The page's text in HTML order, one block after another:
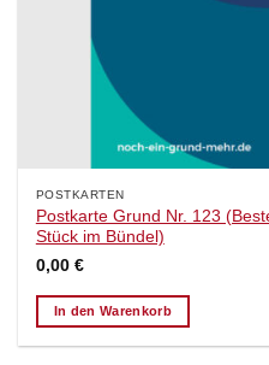
POSTKARTEN
Postkarte Grund Nr. 123
Stück im Bündel)
0,00 €
In den Warenkorb